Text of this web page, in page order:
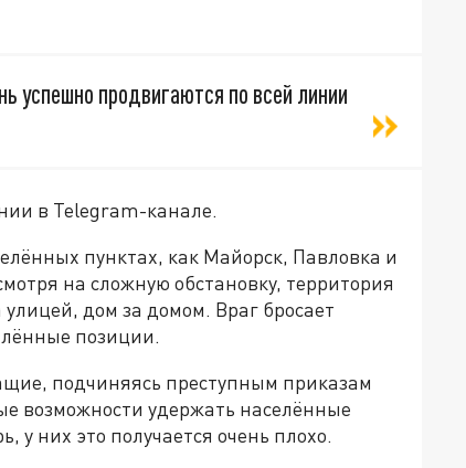
успешно продвигаются по всей линии
в Telegram-канале.
пунктах, как Майорск, Павловка и
на сложную обстановку, территория
дом за домом. Враг бросает
позиции.
подчиняясь преступным приказам
возможности удержать населённые
у них это получается очень плохо.